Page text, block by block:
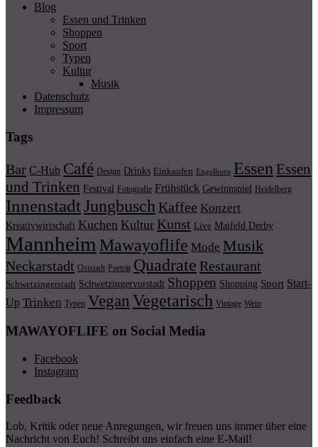
Blog
Essen und Trinken
Shoppen
Sport
Typen
Kultur
Musik
Datenschutz
Impressum
Tags
Bar C-Hub Café Design Drinks Einkaufen Engelhorn Essen Essen
und Trinken Festival Fotografie Frühstück Gewinnspiel Heidelberg
InnenstadtJungbusch Kaffee Konzert
Kreativwirtschaft Kuchen Kultur Kunst Live Maifeld Derby
Mannheim Mawayoflife Mode Musik
Neckarstadt Oststadt Porträt Quadrate Restaurant
Schwetzingerstadt Schwetzingervorstadt Shoppen Shopping Sport Start-
Up Trinken Typen Vegan Vegetarisch Vintage Wein
MAWAYOFLIFE on Social Media
Facebook
Instagram
Feedback
Lob, Kritik oder neue Anregungen, wir freuen uns immer über eine
Nachricht von Euch! Schreibt uns einfach eine E-Mail!